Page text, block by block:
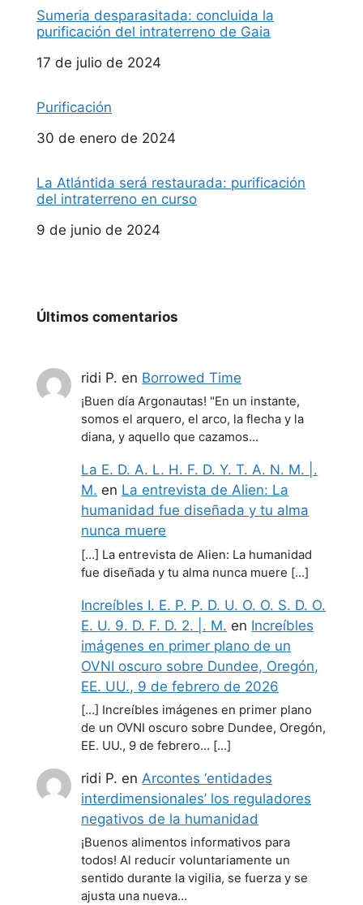
Sumeria desparasitada: concluida la
purificación del intraterreno de Gaia
Fecha
17 de julio de 2024
Purificación
Fecha
30 de enero de 2024
La Atlántida será restaurada: purificación
del intraterreno en curso
Fecha
9 de junio de 2024
Últimos comentarios
ridi P. en Borrowed Time
¡Buen día Argonautas! "En un instante,
somos el arquero, el arco, la flecha y la
diana, y aquello que cazamos…
La E. D. A. L. H. F. D. Y. T. A. N. M. |.
M. en La entrevista de Alien: La
humanidad fue diseñada y tu alma
nunca muere
[…] La entrevista de Alien: La humanidad
fue diseñada y tu alma nunca muere […]
Increíbles I. E. P. P. D. U. O. O. S. D. O.
E. U. 9. D. F. D. 2. |. M. en Increíbles
imágenes en primer plano de un
OVNI oscuro sobre Dundee, Oregón,
EE. UU., 9 de febrero de 2026
[…] Increíbles imágenes en primer plano
de un OVNI oscuro sobre Dundee, Oregón,
EE. UU., 9 de febrero… […]
ridi P. en Arcontes ‘entidades
interdimensionales’ los reguladores
negativos de la humanidad
¡Buenos alimentos informativos para
todos! Al reducir voluntariamente un
sentido durante la vigilia, se fuerza y se
ajusta una nueva…